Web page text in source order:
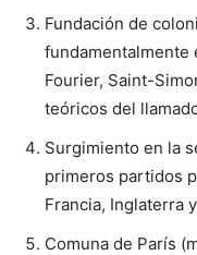
Fundación de
fundamentalmente
Fourier, Saint-
teóricos del
Surgimiento en la
primeros partidos
Francia, Inglaterra
Comuna de París